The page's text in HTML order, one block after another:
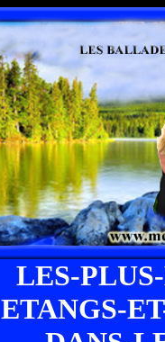
LES-
ETANGS-